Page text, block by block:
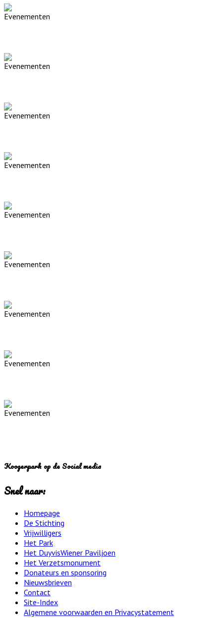
Koogerpark op de Social media
Snel naar:
Homepage
De Stichting
Vrijwilligers
Het Park
Het DuyvisWiener Paviljoen
Het Verzetsmonument
Donateurs en sponsoring
Nieuwsbrieven
Contact
Site-Index
Algemene voorwaarden en Privacystatement